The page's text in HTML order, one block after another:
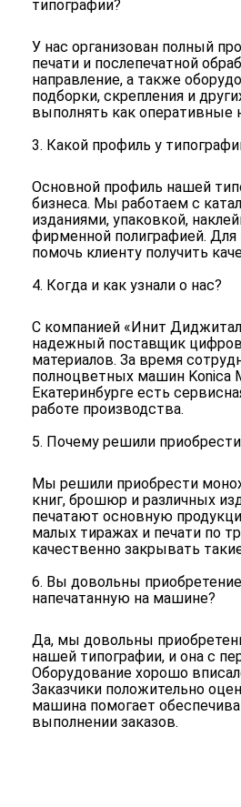
типографии?
У нас организован полный
печати и послепечатной
направление, а также
подборки, скрепления и
выполнять как оперативные
3. Какой профиль у
Основной профиль нашей
бизнеса. Мы работаем с
изданиями, упаковкой,
фирменной полиграфией. Для
помочь клиенту получить
4. Когда и как узнали о нас?
С компанией «Инит
надежный поставщик
материалов. За время
полноцветных машин Konica
Екатеринбурге есть
работе производства.
5. Почему решили
Мы решили приобрести
книг, брошюр и различных
печатают основную
малых тиражах и печати по
качественно закрывать
6. Вы довольны
напечатанную на машине?
Да, мы довольны
нашей типографии, и она с
Оборудование хорошо
Заказчики положительно
машина помогает
выполнении заказов.